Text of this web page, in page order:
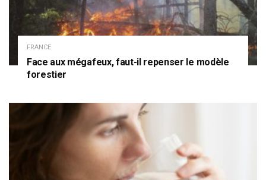
FRANCE
Face aux mégafeux, faut-il repenser le modèle
forestier